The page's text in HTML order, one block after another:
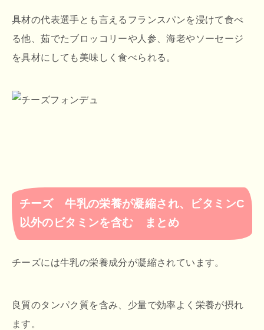
具材の代表選手とも言えるフランスパンを浸けて食べ
る他、茹でたブロッコリーや人参、海老やソーセージ
を具材にしても美味しく食べられる。
チーズ 牛乳の栄養が凝縮され、ビタミンC
以外のビタミンを含む まとめ
チーズには牛乳の栄養成分が凝縮されています。
良質のタンパク質を含み、少量で効率よく栄養が摂れ
ます。